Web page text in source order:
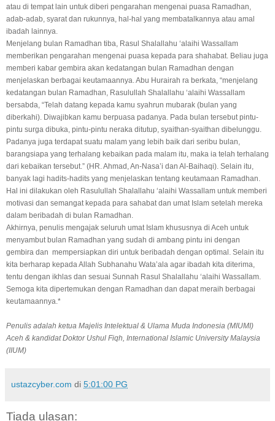
atau di tempat lain untuk diberi pengarahan mengenai puasa Ramadhan,
adab-adab, syarat dan rukunnya, hal-hal yang membatalkannya atau amal
ibadah lainnya.
Menjelang bulan Ramadhan tiba, Rasul Shalallahu ‘alaihi Wassallam
memberikan pengarahan mengenai puasa kepada para shahabat. Beliau juga
memberi kabar gembira akan kedatangan bulan Ramadhan dengan
menjelaskan berbagai keutamaannya. Abu Hurairah ra berkata, “menjelang
kedatangan bulan Ramadhan, Rasulullah Shalallahu ‘alaihi Wassallam
bersabda, “Telah datang kepada kamu syahrun mubarak (bulan yang
diberkahi). Diwajibkan kamu berpuasa padanya. Pada bulan tersebut pintu-
pintu surga dibuka, pintu-pintu neraka ditutup, syaithan-syaithan dibelunggu.
Padanya juga terdapat suatu malam yang lebih baik dari seribu bulan,
barangsiapa yang terhalang kebaikan pada malam itu, maka ia telah terhalang
dari kebaikan tersebut.” (HR. Ahmad, An-Nasa’i dan Al-Baihaqi). Selain itu,
banyak lagi hadits-hadits yang menjelaskan tentang keutamaan Ramadhan.
Hal ini dilakukan oleh Rasulullah Shalallahu ‘alaihi Wassallam untuk memberi
motivasi dan semangat kepada para sahabat dan umat Islam setelah mereka
dalam beribadah di bulan Ramadhan.
Akhirnya, penulis mengajak seluruh umat Islam khususnya di Aceh untuk
menyambut bulan Ramadhan yang sudah di ambang pintu ini dengan
gembira dan mempersiapkan diri untuk beribadah dengan optimal. Selain itu
kita berharap kepada Allah Subhanahu Wata’ala agar ibadah kita diterima,
tentu dengan ikhlas dan sesuai Sunnah Rasul Shalallahu ‘alaihi Wassallam.
Semoga kita dipertemukan dengan Ramadhan dan dapat meraih berbagai
keutamaannya.*
Penulis adalah ketua Majelis Intelektual & Ulama Muda Indonesia (MIUMI)
Aceh & kandidat Doktor Ushul Fiqh, International Islamic University Malaysia
(IIUM)
ustazcyber.com di 5:01:00 PG
Tiada ulasan: